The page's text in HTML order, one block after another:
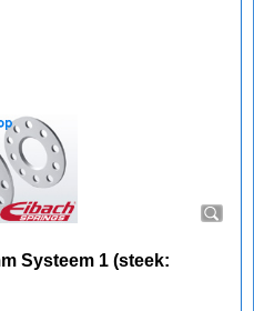
Systeem 1 (steek: